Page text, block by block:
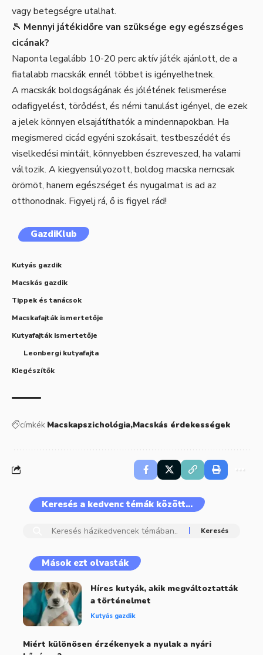
vagy betegségre utalhat.
🎾 Mennyi játékidőre van szüksége egy egészséges
cicának?
Naponta legalább 10-20 perc aktív játék ajánlott, de a
fiatalabb macskák ennél többet is igényelhetnek.
A macskák boldogságának és jólétének felismerése
odafigyelést, törődést, és némi tanulást igényel, de ezek
a jelek könnyen elsajátíthatók a mindennapokban. Ha
megismered cicád egyéni szokásait, testbeszédét és
viselkedési mintáit, könnyebben észreveszed, ha valami
változik. A kiegyensúlyozott, boldog macska nemcsak
örömöt, hanem egészséget és nyugalmat is ad az
otthonodnak. Figyelj rá, ő is figyel rád!
GazdiKlub
Kutyás gazdik
Macskás gazdik
Tippek és tanácsok
Macskafajták ismertetője
Kutyafajták ismertetője
Leonbergi kutyafajta
Kiegészítők
címkék Macskapszichológia Macskás érdekességek
Keresés a kedvenc témák között…
Mások ezt olvasták
Híres kutyák, akik megváltoztatták
a történelmet
Kutyás gazdik
Miért különösen érzékenyek a nyulak a nyári